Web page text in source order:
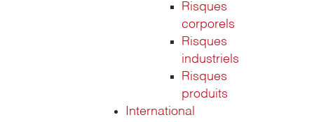
Risques
corporels
Risques
industriels
Risques
produits
International